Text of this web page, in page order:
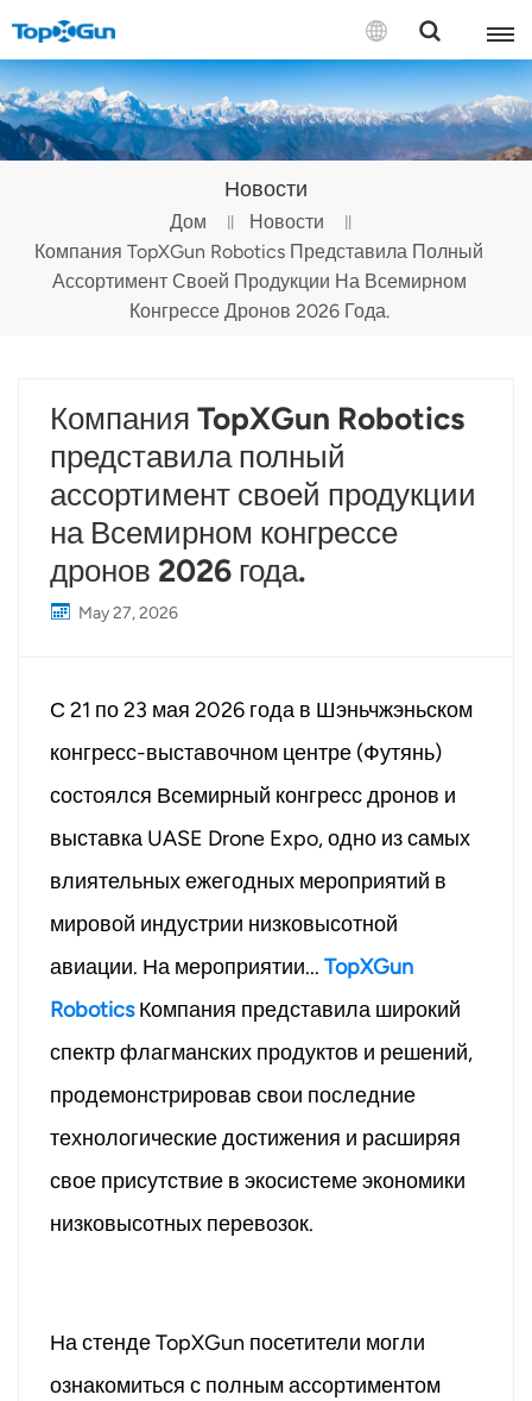
СВЯЗАТЬСЯ С НАМИ
English
Español
Русский
Português(Portugal)
Türkçe
Tiếng Việt
Новости
Дом
Новости
Компания TopXGun Robotics Представила Полный
Ассортимент Своей Продукции На Всемирном
Конгрессе Дронов 2026 Года.
Компания TopXGun Robotics
представила полный
ассортимент своей продукции
на Всемирном конгрессе
дронов 2026 года.
May 27, 2026
С 21 по 23 мая 2026 года в Шэньчжэньском
конгресс-выставочном центре (Футянь)
состоялся Всемирный конгресс дронов и
выставка UASE Drone Expo, одно из самых
влиятельных ежегодных мероприятий в
мировой индустрии низковысотной
авиации. На мероприятии...TopXGun
RoboticsКомпания представила широкий
спектр флагманских продуктов и решений,
продемонстрировав свои последние
технологические достижения и расширяя
свое присутствие в экосистеме экономики
низковысотных перевозок.
На стенде TopXGun посетители могли
ознакомиться с полным ассортиментом